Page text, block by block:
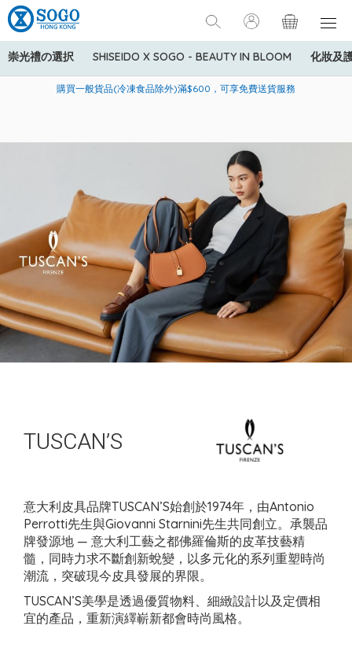
崇光禮の選択 SHISEIDO X SOGO - BEAUTY IN BLOOM 化妝及
美國運通Explorer®信用卡會員購物禮遇：高達5%簽賬回贈！
購買一般貨品(冷凍食品除外)滿$600，可享免費送貨服務
寄送中國內地服務只適用於指定商品，若訂單金額少於HK$600(折
TUSCAN’S
意大利皮具品牌TUSCAN’S始創於1974年，由Antonio
Perrotti先生與Giovanni Starnini先生共同創立。承襲品
牌發源地 — 意大利工藝之都佛羅倫斯的皮革技藝精
髓，同時力求不斷創新蛻變，以多元化的系列重塑時尚
潮流，突破現今皮具發展的界限。
TUSCAN’S美學是透過優質物料、細緻設計以及定價相
宜的產品，重新演繹嶄新都會時尚風格。